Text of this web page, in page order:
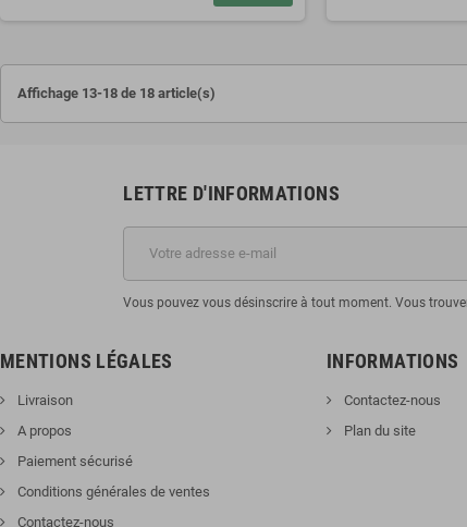
Affichage 13-18 de 18 article(s)
LETTRE D'INFORMATIONS
Vous pouvez vous désinscrire à tout moment. Vous
MENTIONS LÉGALES
Livraison
A propos
Paiement sécurisé
Conditions générales de ventes
Contactez-nous
INFORMATIONS
Contactez-nous
Plan du site